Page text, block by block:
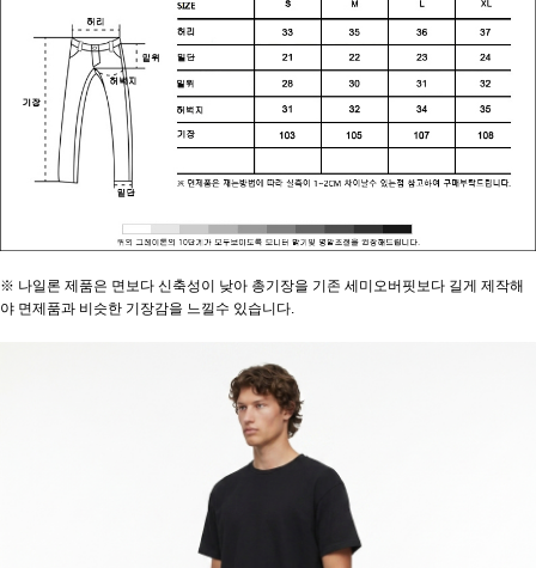
※ 나일론 제품은 면보다 신축성이 낮아 총기장을 기존 세미오버핏보다 길게 제작해
야 면제품과 비슷한 기장감을 느낄수 있습니다.